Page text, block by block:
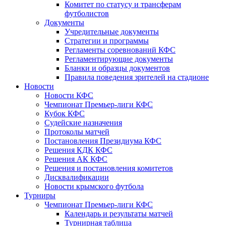
Комитет по статусу и трансферам
футболистов
Документы
Учредительные документы
Стратегии и программы
Регламенты соревнований КФС
Регламентирующие документы
Бланки и образцы документов
Правила поведения зрителей на стадионе
Новости
Новости КФС
Чемпионат Премьер-лиги КФС
Кубок КФС
Судейские назначения
Протоколы матчей
Постановления Президиума КФС
Решения КДК КФС
Решения АК КФС
Решения и постановления комитетов
Дисквалификации
Новости крымского футбола
Турниры
Чемпионат Премьер-лиги КФС
Календарь и результаты матчей
Турнирная таблица